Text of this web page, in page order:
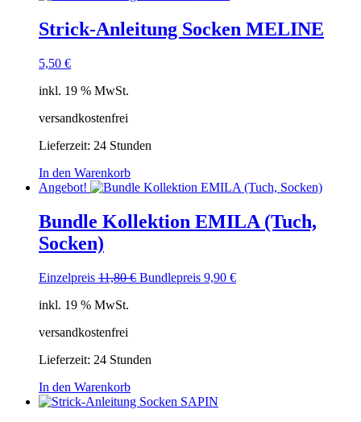
Strick-Anleitung Socken MELINE
5,50 €
inkl. 19 % MwSt.
versandkostenfrei
Lieferzeit: 24 Stunden
In den Warenkorb
Angebot!
Bundle Kollektion EMILA (Tuch,
Socken)
Einzelpreis 11,80€ Ursprünglicher
Bundlepreis 9,90 €Aktueller
inkl. 19 % MwSt.
versandkostenfrei
Lieferzeit: 24 Stunden
In den Warenkorb